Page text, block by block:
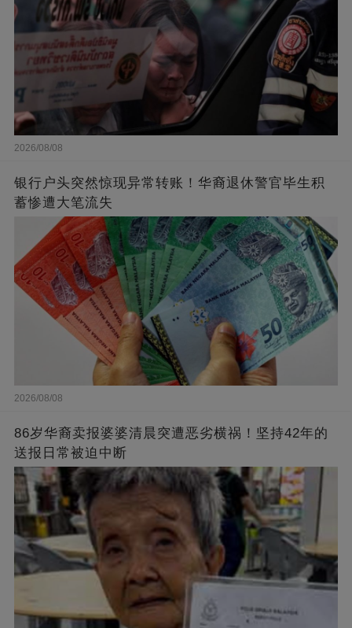
2026/08/08
银行户头突然惊现异常转账！华裔退休警官毕生积
蓄惨遭大笔流失
2026/08/08
86岁华裔卖报婆婆清晨突遭恶劣横祸！坚持42年的
送报日常被迫中断